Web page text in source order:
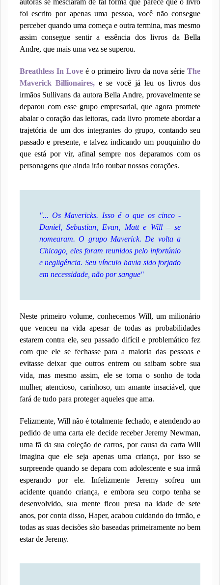
autoras se mesclaram de tal forma que parece que o livro
foi escrito por apenas uma pessoa, você não consegue
perceber quando uma começa e outra termina, mas mesmo
assim consegue sentir a essência dos livros da Bella
Andre, que mais uma vez se superou.
Breathless In Love é o primeiro livro da nova sérieThe
Maverick Billionaires,e se você já leu os livros dos
irmãos Sullivans da autora Bella Andre, provavelmente se
deparou com esse grupo empresarial, que agora promete
abalar o coração das leitoras, cada livro promete abordar a
trajetória de um dos integrantes do grupo, contando seu
passado e presente, e talvez indicando um pouquinho do
que está por vir, afinal sempre nos deparamos com os
personagens que ainda irão roubar nossos corações.
"... Os Mavericks. Isso é o que os cinco -
Daniel, Sebastian, Evan, Matt e Will – se
nomearam. O grupo Maverick. De volta a
Chicago, eles foram reunidos pelo infortúnio
e negligência. Seu vínculo havia sido forjado
em necessidade, não por sangue"
Neste primeiro volume, conhecemos Will, um milionário
que venceu na vida apesar de todas as probabilidades
estarem contra ele, seu passado difícil e problemático fez
com que ele se fechasse para a maioria das pessoas e
evitasse deixar que outros entrem ou saibam sobre sua
vida, mas mesmo assim, ele se torna o sonho de toda
mulher, atencioso, carinhoso, um amante insaciável, que
fará de tudo para proteger aqueles que ama.
Felizmente, Will não é totalmente fechado, e atendendo ao
pedido de uma carta ele decide receber Jeremy Newman,
uma fã da sua coleção de carros, por causa da carta Will
imagina que ele seja apenas uma criança, por isso se
surpreende quando se depara com adolescente e sua irmã
esperando por ele. Infelizmente Jeremy sofreu um
acidente quando criança, e embora seu corpo tenha se
desenvolvido, sua mente ficou presa na idade de sete
anos, por conta disso, Haper, acabou cuidando do irmão, e
todas as suas decisões são baseadas primeiramente no bem
estar de Jeremy.